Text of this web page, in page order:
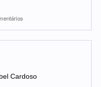
Cardoso